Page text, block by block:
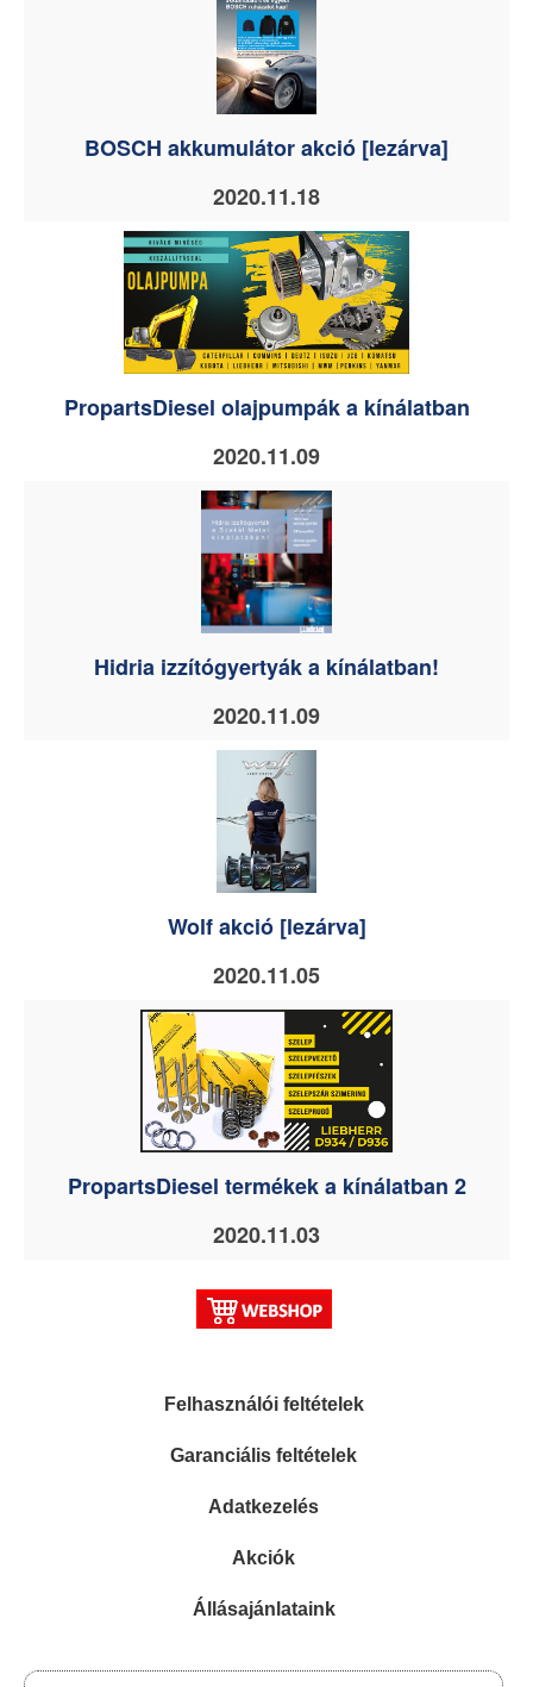
BOSCH akkumulátor akció [lezárva]
2020.11.18
PropartsDiesel olajpumpák a kínálatban
2020.11.09
Hidria izzítógyertyák a kínálatban!
2020.11.09
Wolf akció [lezárva]
2020.11.05
PropartsDiesel termékek a kínálatban 2
2020.11.03
Felhasználói feltételek
Garanciális feltételek
Adatkezelés
Akciók
Állásajánlataink